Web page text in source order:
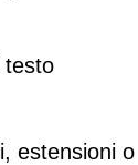
testo
estensioni o